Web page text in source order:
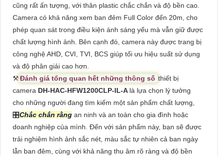
cũng rất ấn tượng, với thân plastic chắc chắn và độ bền cao.
Camera có khả năng xem ban đêm Full Color đến 20m, cho
phép quan sát trong điều kiện ánh sáng yếu mà vẫn giữ được
chất lượng hình ảnh. Bên cạnh đó, camera này được trang bị
công nghệ AHD, CVI, TVI, BCS giúp tối ưu hiệu suất sử dụng
và độ phân giải cao hơn.
⚒Đánh giá tổng quan hết những thông số thiết bị
camera DH-HAC-HFW1200CLP-IL-A là lựa chọn lý tưởng
cho những người đang tìm kiếm một sản phẩm chất lượng,
🎛Chắc chắn rằng an ninh và an toàn cho gia đình hoặc
doanh nghiệp của mình. Đến với sản phẩm này, bạn sẽ được
trải nghiệm hình ảnh sắc nét, màu sắc tự nhiên cả ban ngày
lẫn ban đêm, cùng với khả năng thu âm rõ ràng và độ bền